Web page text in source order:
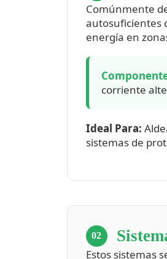
Comúnmente
autosuficientes
energía en
corriente
Ideal Para:
sistemas de
02
Estos sistemas